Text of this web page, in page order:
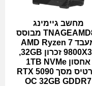
מחשב גיימינג
TNAGEAMD80 מבוסס
מעבד AMD Ryzen 7
9800X3D זכרון 32GB,
אחסון 1TB NVMe
וכרטיס מסך RTX 5090
OC 32GB GDDR7